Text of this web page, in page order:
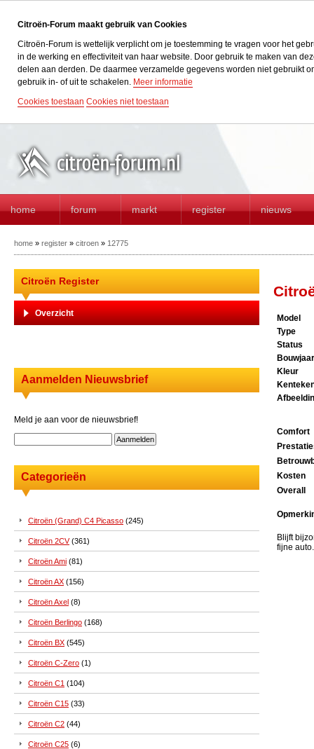
Citroën-Forum maakt gebruik van Cookies
Citroën-Forum is wettelijk verplicht om je toestemming te vragen voor het
in de werking en effectiviteit van haar website. Door gebruik te maken van
delen aan derden. De daarmee verzamelde gegevens worden niet gebruikt
gebruik in- of uit te schakelen. Meer informatie
Cookies toestaan Cookies niet toestaan
home forum markt register nieuws
home » register » citroen » 12775
Citroën Register
Overzicht
Aanmelden Nieuwsbrief
Meld je aan voor de nieuwsbrief!
Categorieën
Citroën (Grand) C4 Picasso (245)
Citroën 2CV(361)
Citroën Ami (81)
Citroën AX (156)
Citroën Axel (8)
Citroën Berlingo (168)
Citroën BX (545)
Citroën C-Zero (1)
Citroën C1 (104)
Citroën C15 (33)
Citroën C2 (44)
Citroën C25 (6)
Model
Type
Status
Bouwjaar
Kleur
Comfort
Kosten
Overall
Blijft
fijne auto.